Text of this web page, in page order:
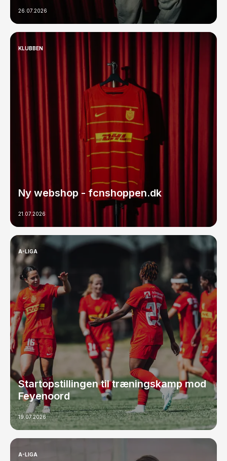
26.07.2026
KLUBBEN
Ny webshop - fcnshoppen.dk
21.07.2026
A-LIGA
Startopstillingen til træningskamp mod
Feyenoord
19.07.2026
A-LIGA